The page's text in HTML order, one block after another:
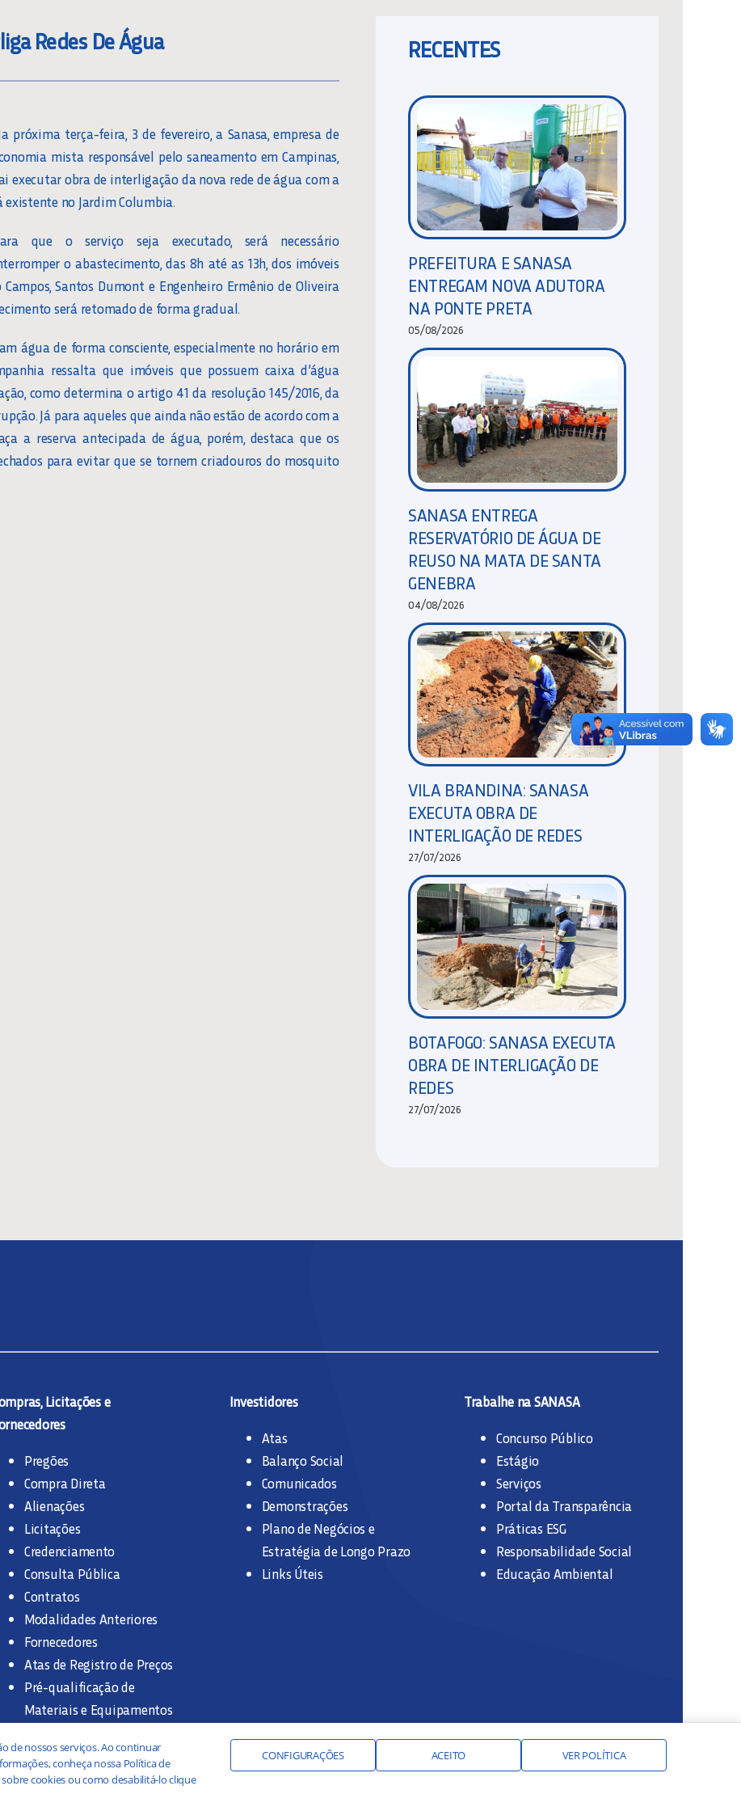
Redes De Água
próxima terça-feira, 3 de fevereiro, a Sanasa, empresa de
mista responsável pelo saneamento em Campinas,
executar obra de interligação da nova rede de água com a
existente no Jardim Columbia.
que o serviço seja executado, será necessário
o abastecimento, das 8h até as 13h, dos imóveis
Santos Dumont e Engenheiro Ermênio de Oliveira
será retomado de forma gradual.
água de forma consciente, especialmente no horário em
ressalta que imóveis que possuem caixa d’água
como determina o artigo 41 da resolução 145/2016, da
Já para aqueles que ainda não estão de acordo com a
a reserva antecipada de água, porém, destaca que os
para evitar que se tornem criadouros do mosquito
RECENTES
PREFEITURA E SANASA
ENTREGAM NOVA ADUTORA
NA PONTE PRETA
05/08/2026
SANASA ENTREGA
RESERVATÓRIO DE ÁGUA DE
REUSO NA MATA DE SANTA
GENEBRA
04/08/2026
VILA BRANDINA: SANASA
EXECUTA OBRA DE
INTERLIGAÇÃO DE REDES
27/07/2026
BOTAFOGO: SANASA EXECUTA
OBRA DE INTERLIGAÇÃO DE
REDES
27/07/2026
Licitações e
Pregões
Compra Direta
Alienações
Licitações
Credenciamento
Consulta Pública
Contratos
Modalidades Anteriores
Fornecedores
Atas de Registro de Preços
Pré-qualificação de
Materiais e Equipamentos
Documentação Interna
Investidores
Atas
Balanço Social
Comunicados
Demonstrações
Plano de Negócios e
Estratégia de Longo Prazo
Links Úteis
Trabalhe na SANASA
Concurso Público
Estágio
Serviços
Portal da Transparência
Práticas ESG
Responsabilidade Social
Educação Ambiental
de nossos serviços. Ao continuar
conheça nossa Política de
cookies ou como desabilitá-lo clique
CONFIGURAÇÕES ACEITO VER POLÍTICA